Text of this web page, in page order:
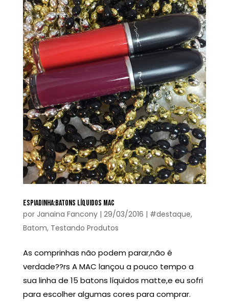
ESPIADINHA:BATONS LÍQUIDOS MAC
por Janaina Fancony| 29/03/2016 | #destaque,
Batom, Testando Produtos
As comprinhas não podem parar,não é
verdade??rs A MAC lançou a pouco tempo a
sua linha de 15 batons líquidos matte,e eu sofri
para escolher algumas cores para comprar.